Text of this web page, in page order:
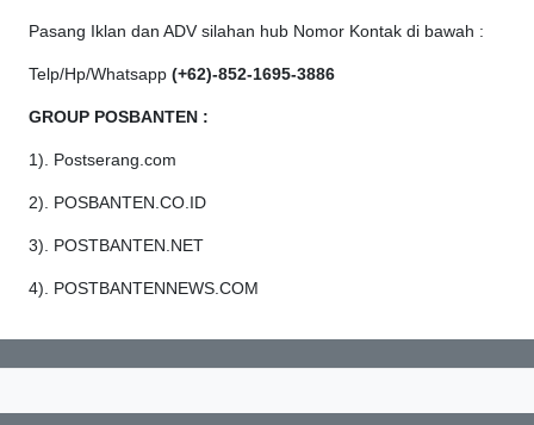
Pasang Iklan dan ADV silahan hub Nomor Kontak di bawah :
Telp/Hp/Whatsapp (+62)-852-1695-3886
GROUP POSBANTEN :
1). Postserang.com
2). POSBANTEN.CO.ID
3). POSTBANTEN.NET
4). POSTBANTENNEWS.COM